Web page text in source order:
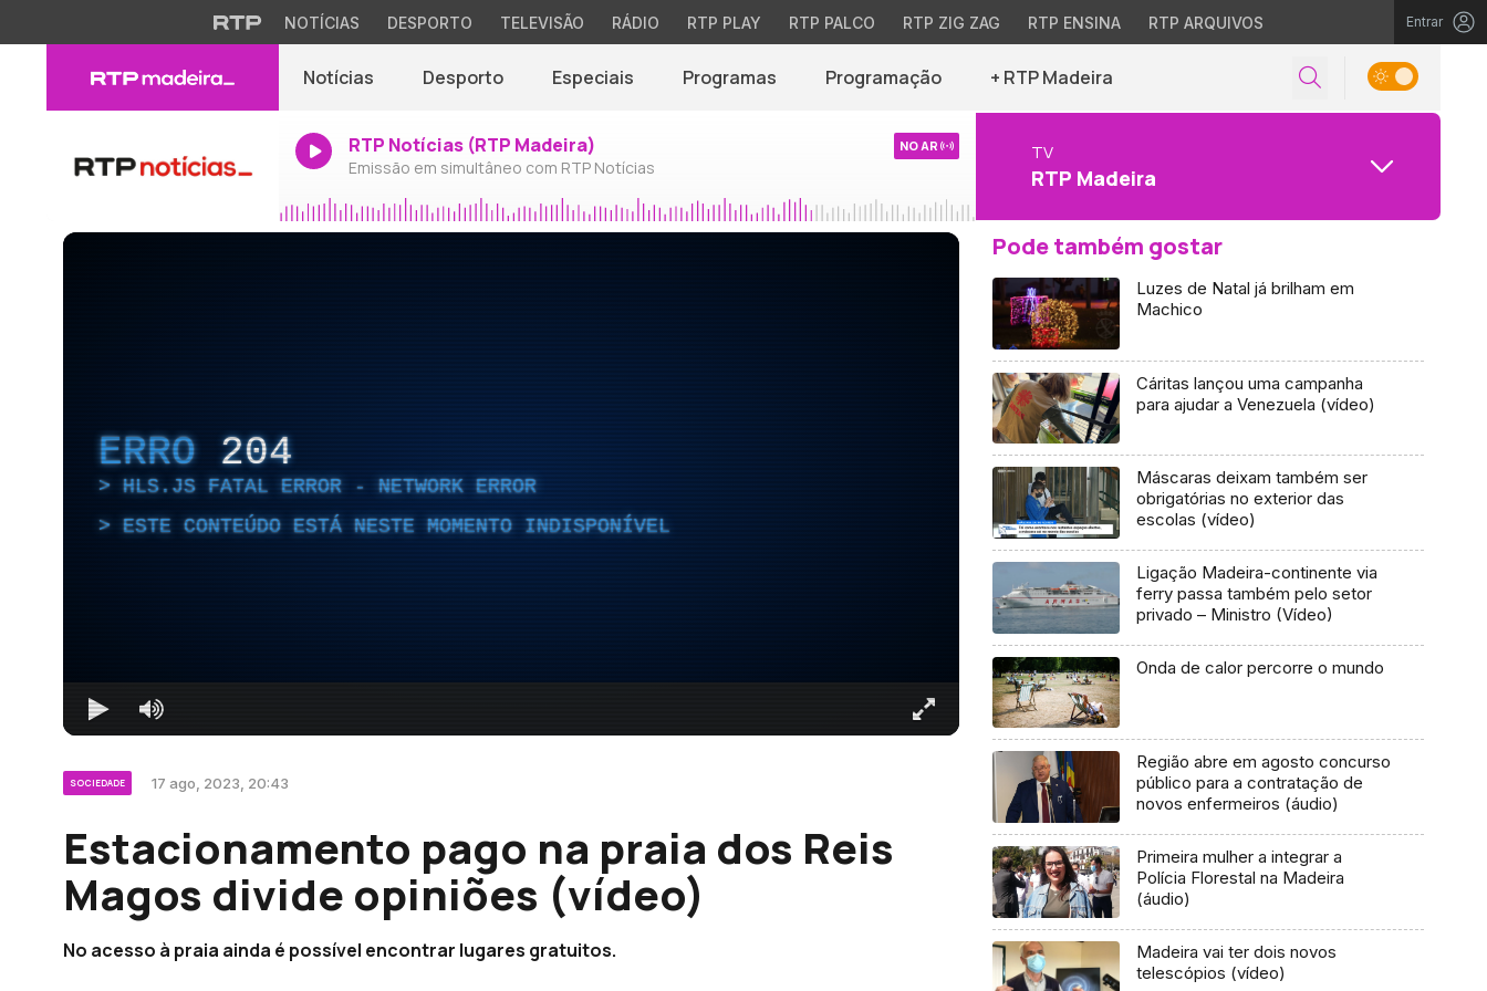
NOTÍCIAS DESPORTO TELEVISÃO RÁDIO RTP PLAY RTP PALCO RTP ZIG ZAG RTP ENSINA RTP ARQUIVOS Entrar
Notícias Desporto Especiais Programas Programação + RTP Madeira
RTP Notícias (RTP Madeira)
Emissão em simultâneo com RTP Notícias
NO AR TV
RTP Madeira
ERRO 204
HLS.JS FATAL ERROR - NETWORK ERROR
ESTE CONTEÚDO ESTÁ NESTE MOMENTO INDISPONÍVEL
SOCIEDADE 17 ago, 2023, 20:43
Estacionamento pago na praia dos Reis
Magos divide opiniões (vídeo)
No acesso à praia ainda é possível encontrar lugares gratuitos.
Pode também gostar
Luzes de Natal já brilham em
Machico
Cáritas lançou uma campanha
para ajudar a Venezuela (vídeo)
Máscaras deixam também ser
obrigatórias no exterior das
escolas (vídeo)
Ligação Madeira-continente via
ferry passa também pelo setor
privado – Ministro (Vídeo)
Onda de calor percorre o mundo
Região abre em agosto concurso
público para a contratação de
novos enfermeiros (áudio)
Primeira mulher a integrar a
Polícia Florestal na Madeira
(áudio)
Madeira vai ter dois novos
telescópios (vídeo)